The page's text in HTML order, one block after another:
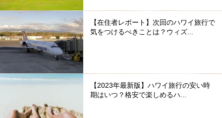
【在住者レポート】次回のハワイ旅行で
気をつけるべきことは？ウィズ...
【2023年最新版】ハワイ旅行の安い時
期はいつ？格安で楽しめるハ...